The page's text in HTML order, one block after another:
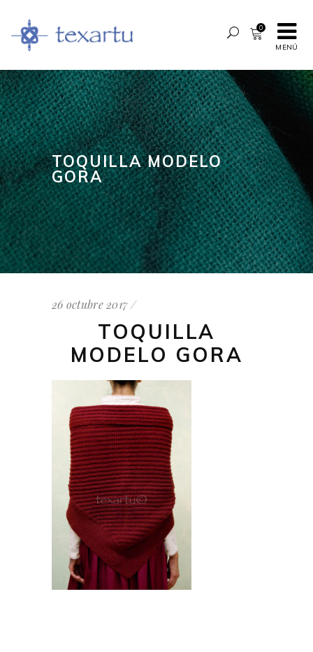
MENÚ
0
TOQUILLA MODELO
GORA
26 octubre 2017
TOQUILLA
MODELO GORA